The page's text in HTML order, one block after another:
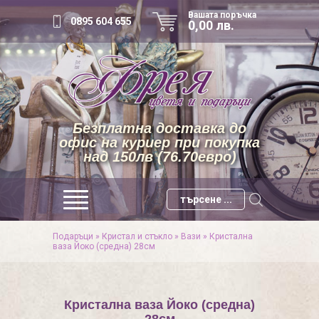
0895 604 655
Вашата поръчка
0,00 лв.
Безплатна доставка до
офис на куриер при покупка
над 150лв (76.70евро)
Подаръци » Кристал и стъкло » Вази » Кристална
ваза Йоко (средна) 28см
Кристална ваза Йоко (средна)